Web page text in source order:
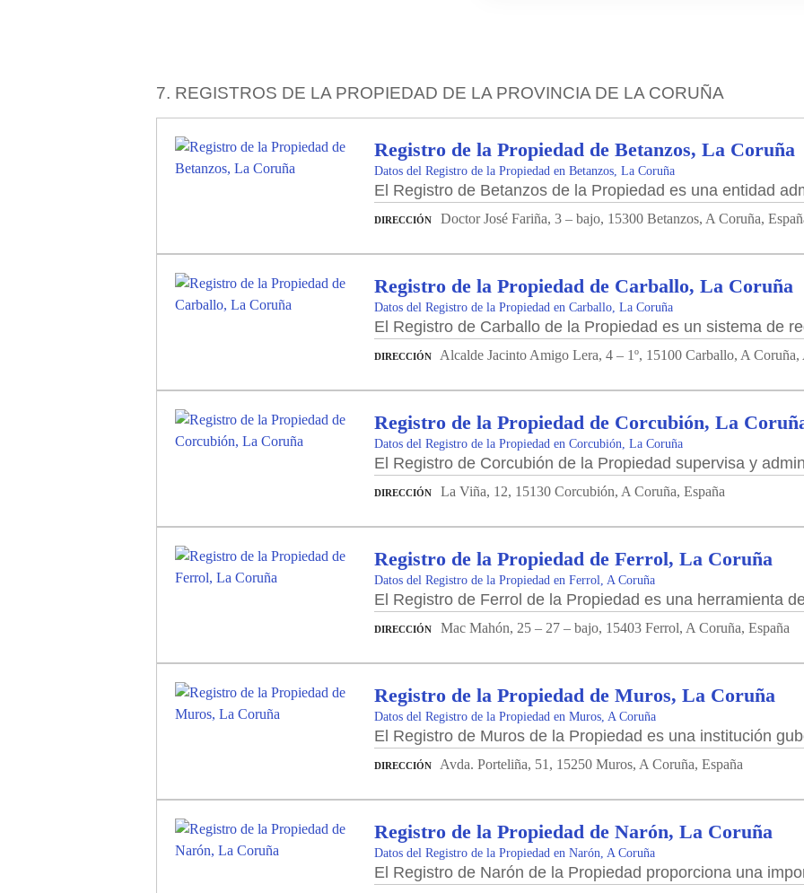
7. REGISTROS DE LA PROPIEDAD DE LA PROVINCIA DE LA CORUÑA
Registro de la Propiedad de Betanzos, La Coruña
Datos del Registro de la Propiedad en Betanzos, La Coruña
El Registro de Betanzos de la Propiedad es una entidad
DIRECCIÓN Doctor José Fariña, 3 – bajo, 15300 Betanzos, A Coruña,
Registro de la Propiedad de Carballo, La Coruña
Datos del Registro de la Propiedad en Carballo, La Coruña
El Registro de Carballo de la Propiedad es un sistema de
DIRECCIÓN Alcalde Jacinto Amigo Lera, 4 – 1º, 15100 Carballo, A Coruña,
Registro de la Propiedad de Corcubión, La
Datos del Registro de la Propiedad en Corcubión, La Coruña
El Registro de Corcubión de la Propiedad supervisa y
DIRECCIÓN La Viña, 12, 15130 Corcubión, A Coruña, España
Registro de la Propiedad de Ferrol, La Coruña
Datos del Registro de la Propiedad en Ferrol, A Coruña
El Registro de Ferrol de la Propiedad es una herramienta
DIRECCIÓN Mac Mahón, 25 – 27 – bajo, 15403 Ferrol, A Coruña, España
Registro de la Propiedad de Muros, La Coruña
Datos del Registro de la Propiedad en Muros, A Coruña
El Registro de Muros de la Propiedad es una institución
DIRECCIÓN Avda. Porteliña, 51, 15250 Muros, A Coruña, España
Registro de la Propiedad de Narón, La Coruña
Datos del Registro de la Propiedad en Narón, A Coruña
El Registro de Narón de la Propiedad proporciona una